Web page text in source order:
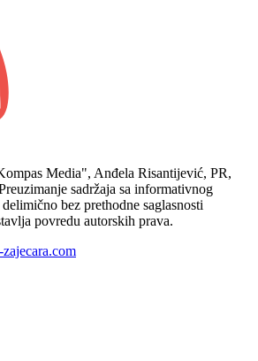
Media", Anđela Risantijević, PR,
sadržaja sa informativnog
bez prethodne saglasnosti
povredu autorskih prava.